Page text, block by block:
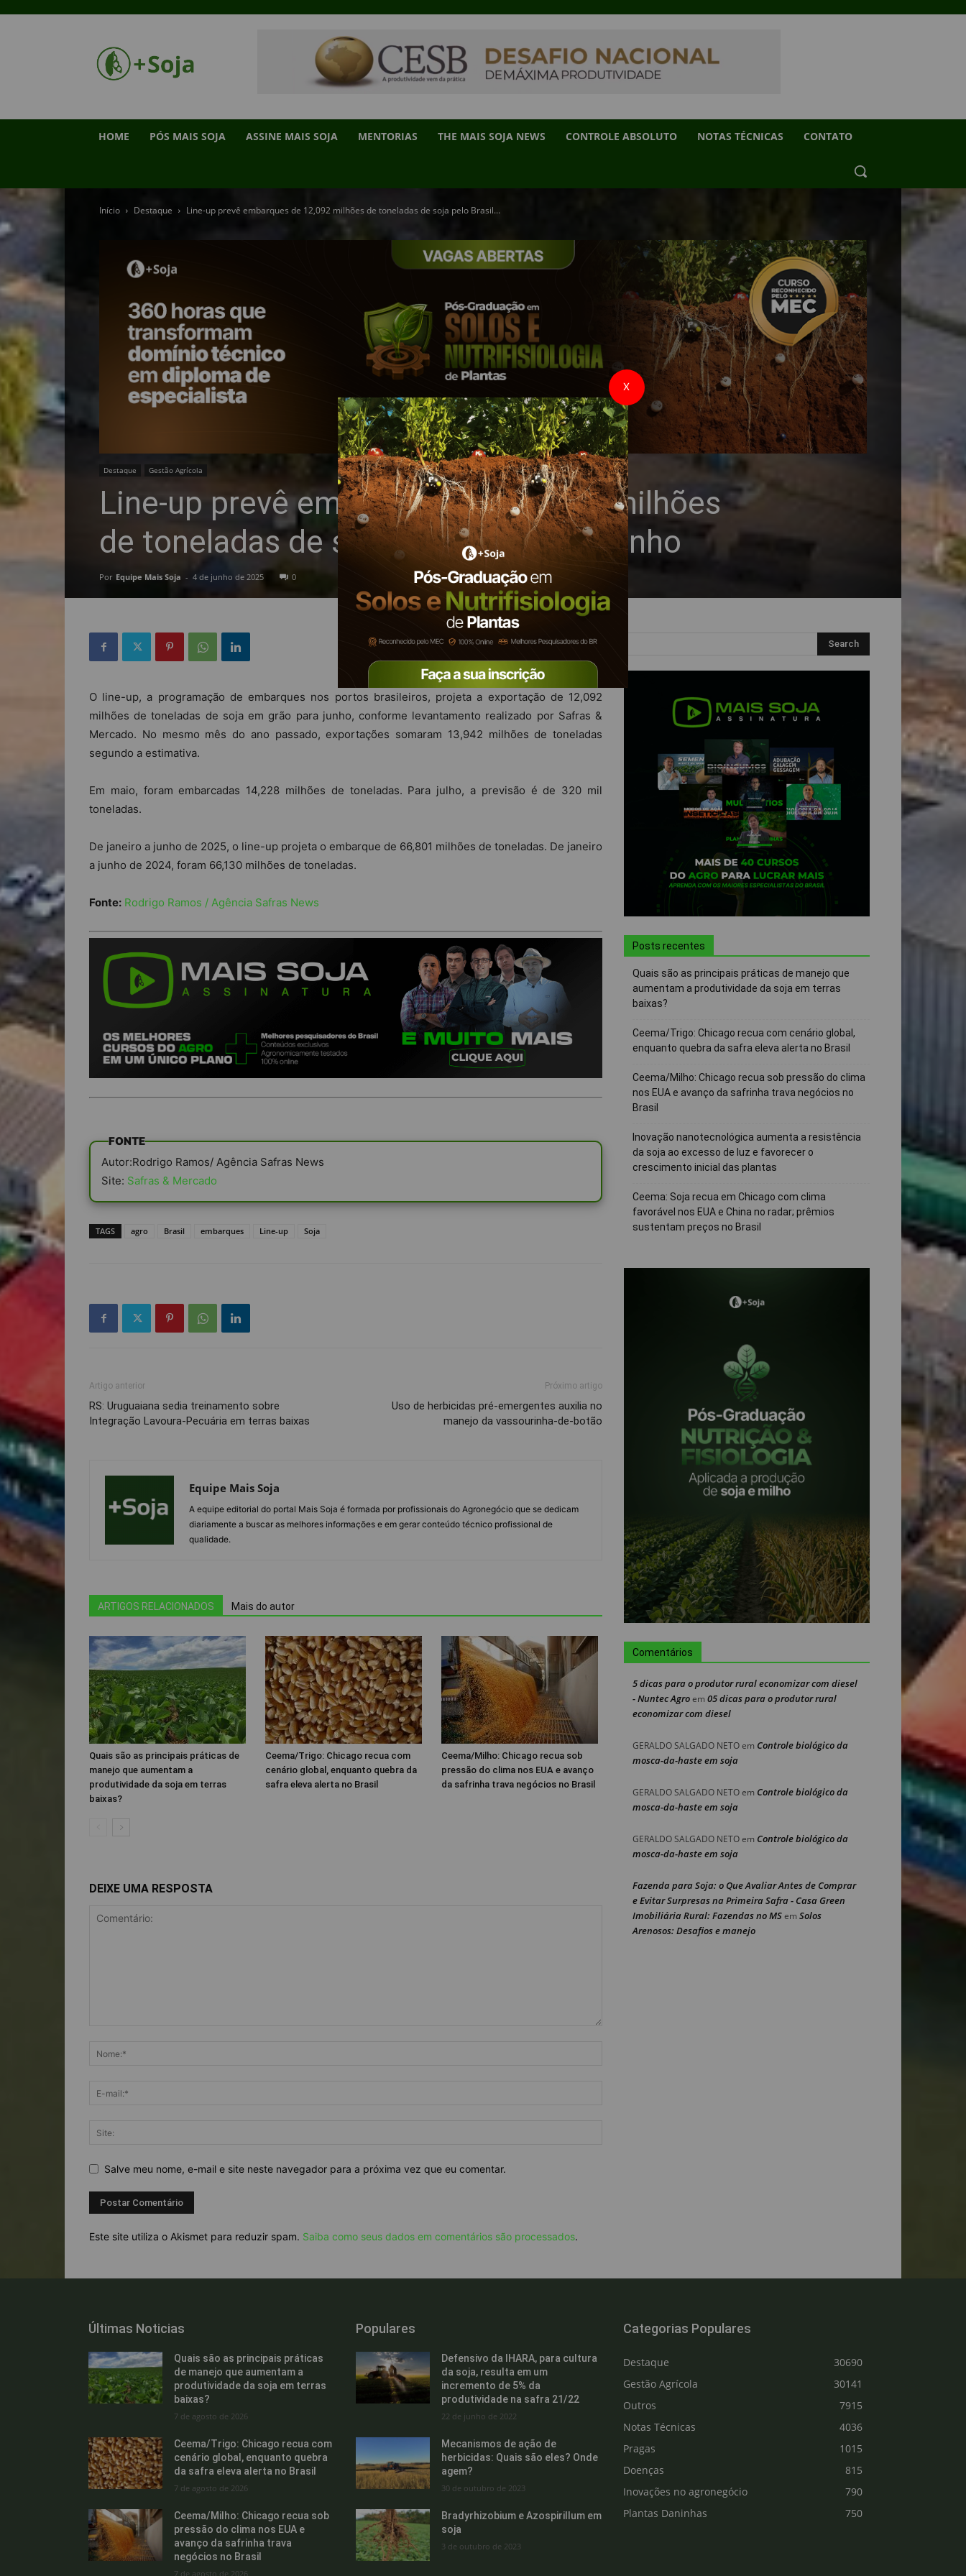
HOME PÓS MAIS SOJA ASSINE MAIS SOJA MENTORIAS THE MAIS SOJA NEWS CONTROLE ABSOLUTO NOTAS TÉCNICAS CONTATO
Início Destaque Line-up prevê embarques de 12,092 milhões de toneladas de soja pelo Brasil...
Destaque Gestão Agrícola
Line-up prevê embarques de 12,092 milhões
de toneladas de soja pelo Brasil em junho
Por Equipe Mais Soja - 4 de junho de 2025 0
O line-up, a programação de embarques nos portos brasileiros, projeta a exportação de 12,092
milhões de toneladas de soja em grão para junho, conforme levantamento realizado por Safras &
Mercado. No mesmo mês do ano passado, exportações somaram 13,942 milhões de toneladas
segundo a estimativa.
Em maio, foram embarcadas 14,228 milhões de toneladas. Para julho, a previsão é de 320 mil
toneladas.
De janeiro a junho de 2025, o line-up projeta o embarque de 66,801 milhões de toneladas. De janeiro
a junho de 2024, foram 66,130 milhões de toneladas.
Fonte: Rodrigo Ramos / Agência Safras News
FONTE
Autor:Rodrigo Ramos/ Agência Safras News
Site: Safras & Mercado
TAGS agro Brasil embarques Line-up Soja
Artigo anterior
RS: Uruguaiana sedia treinamento sobre
Integração Lavoura-Pecuária em terras baixas
Próximo artigo
Uso de herbicidas pré-emergentes auxilia no
manejo da vassourinha-de-botão
Equipe Mais Soja
A equipe editorial do portal Mais Soja é formada por profissionais do Agronegócio que se dedicam
diariamente a buscar as melhores informações e em gerar conteúdo técnico profissional de
qualidade.
ARTIGOS RELACIONADOS Mais do autor
Quais são as principais práticas de
manejo que aumentam a
produtividade da soja em terras
baixas?
Ceema/Trigo: Chicago recua com
cenário global, enquanto quebra da
safra eleva alerta no Brasil
Ceema/Milho: Chicago recua sob
pressão do clima nos EUA e avanço
da safrinha trava negócios no Brasil
DEIXE UMA RESPOSTA
Salve meu nome, e-mail e site neste navegador para a próxima vez que eu comentar.
Este site utiliza o Akismet para reduzir spam. Saiba como seus dados em comentários são processados.
Posts recentes
Quais são as principais práticas de manejo que
aumentam a produtividade da soja em terras
baixas?
Ceema/Trigo: Chicago recua com cenário global,
enquanto quebra da safra eleva alerta no Brasil
Ceema/Milho: Chicago recua sob pressão do clima
nos EUA e avanço da safrinha trava negócios no
Brasil
Inovação nanotecnológica aumenta a resistência
da soja ao excesso de luz e favorecer o
crescimento inicial das plantas
Ceema: Soja recua em Chicago com clima
favorável nos EUA e China no radar; prêmios
sustentam preços no Brasil
Comentários
5 dicas para o produtor rural economizar com diesel
- Nuntec Agroem 05 dicas para o produtor rural
economizar com diesel
GERALDO SALGADO NETOem Controle biológico da
mosca-da-haste em soja
GERALDO SALGADO NETOem Controle biológico da
mosca-da-haste em soja
GERALDO SALGADO NETOem Controle biológico da
mosca-da-haste em soja
Fazenda para Soja: o Que Avaliar Antes de Comprar
e Evitar Surpresas na Primeira Safra - Casa Green
Imobiliária Rural: Fazendas no MSem Solos
Arenosos: Desafios e manejo
Últimas Noticias
Quais são as principais práticas
de manejo que aumentam a
produtividade da soja em terras
baixas?
7 de agosto de 2026
Ceema/Trigo: Chicago recua com
cenário global, enquanto quebra
da safra eleva alerta no Brasil
7 de agosto de 2026
Ceema/Milho: Chicago recua sob
pressão do clima nos EUA e
avanço da safrinha trava
negócios no Brasil
7 de agosto de 2026
Populares
Defensivo da IHARA, para cultura
da soja, resulta em um
incremento de 5% da
produtividade na safra 21/22
22 de junho de 2022
Mecanismos de ação de
herbicidas: Quais são eles? Onde
agem?
30 de outubro de 2023
Bradyrhizobium e Azospirillum em
soja
3 de outubro de 2023
Categorias Populares
Destaque
30690
Gestão Agrícola
30141
Outros
7915
Notas Técnicas
4036
Pragas
1015
Doenças
815
Inovações no agronegócio
790
Plantas Daninhas
750
X